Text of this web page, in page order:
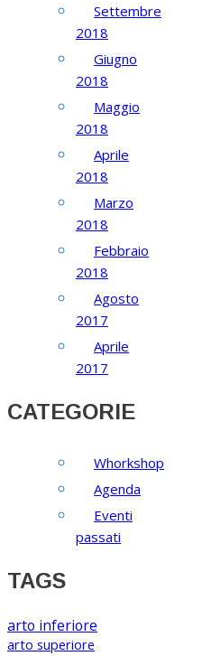
Settembre
2018
Giugno
2018
Maggio
2018
Aprile
2018
Marzo
2018
Febbraio
2018
Agosto
2017
Aprile
2017
CATEGORIE
Whorkshop
Agenda
Eventi
passati
TAGS
arto inferiore
arto superiore